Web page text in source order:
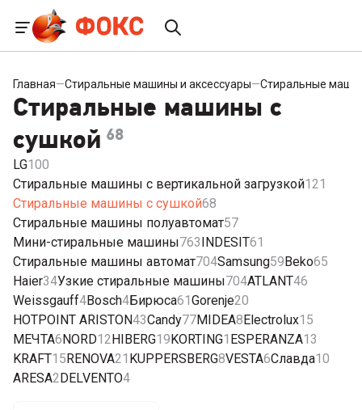
Главная—Стиральные машины и аксессуары—Стиральные
Стиральные машины с
сушкой 68
LG100
Стиральные машины с вертикальной загрузкой121
Стиральные машины с сушкой68
Стиральные машины полуавтомат57
Мини-стиральные машины763INDESIT61
Стиральные машины автомат704Samsung59Beko65
Haier34Узкие стиральные машины704ATLANT46
Weissgauff4Bosch4Бирюса61Gorenje20
HOTPOINT ARISTON43Candy77MIDEA8Electrolux15
МЕЧТА6NORD12HIBERG19KORTING1 ESPERANZA13
KRAFT15RENOVA21 KUPPERSBERG8VESTA6Славда10
ARESA2DELVENTO4